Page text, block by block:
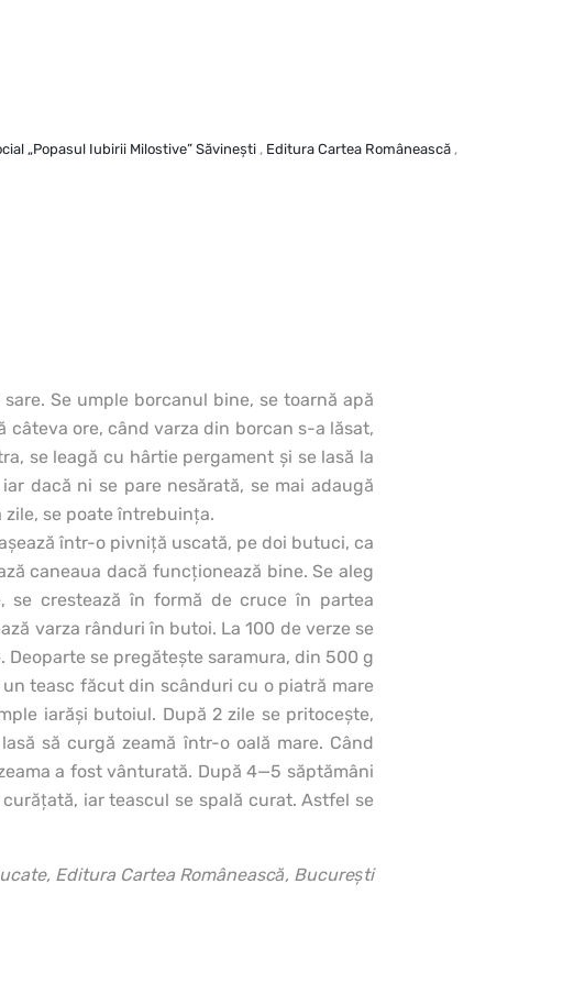
„Popasul Iubirii Milostive” Săvineşti , Editura Cartea Românească ,
Se umple borcanul bine, se toarnă apă
ore, când varza din borcan s-a lăsat,
se leagă cu hârtie pergament şi se lasă la
dacă ni se pare nesărată, se mai adaugă
zile, se poate întrebuinţa.
într-o pivniţă uscată, pe doi butuci, ca
caneaua dacă funcţionează bine. Se aleg
se crestează în formă de cruce în partea
varza rânduri în butoi. La 100 de verze se
se pregăteşte saramura, din 500 g
teasc făcut din scânduri cu o piatră mare
iarăşi butoiul. După 2 zile se pritoceşte,
să curgă zeamă într-o oală mare. Când
a fost vânturată. După 4—5 săptămâni
iar teascul se spală curat. Astfel se
Editura Cartea Românească, Bucureşti